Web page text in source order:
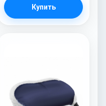
Купить